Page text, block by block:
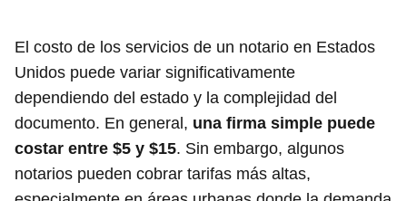
El costo de los servicios de un notario en Estados
Unidos puede variar significativamente
dependiendo del estado y la complejidad del
documento. En general, una firma simple puede
costar entre $5 y $15. Sin embargo, algunos
notarios pueden cobrar tarifas más altas,